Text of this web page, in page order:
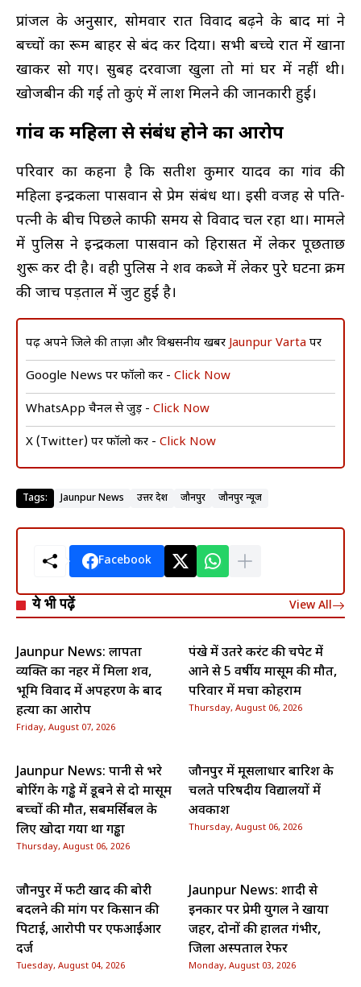
प्रांजल के अनुसार, सोमवार रात विवाद बढ़ने के बाद मां ने
बच्चों का रूम बाहर से बंद कर दिया। सभी बच्चे रात में खाना
खाकर सो गए। सुबह दरवाजा खुला तो मां घर में नहीं थी।
खोजबीन की गई तो कुएं में लाश मिलने की जानकारी हुई।
गांव की महिला से संबंध होने का आरोप
परिवार का कहना है कि सतीश कुमार यादव का गांव की
महिला इन्द्रकला पासवान से प्रेम संबंध था। इसी वजह से पति-
पत्नी के बीच पिछले काफी समय से विवाद चल रहा था। मामले
में पुलिस ने इन्द्रकला पासवान को हिरासत में लेकर पूछताछ
शुरू कर दी है। वही पुलिस ने शव कब्जे में लेकर पुरे घटना क्रम
की जाच पड़ताल में जुट हुई है।
पढ़ें अपने जिले की ताज़ा और विश्वसनीय खबरें Jaunpur Varta पर
Google News पर फॉलो करें - Click Now
WhatsApp चैनल से जुड़ें - Click Now
X (Twitter) पर फॉलो करें - Click Now
Tags: Jaunpur News उत्तर प्रदेश जौनपुर जौनपुर न्यूज
Facebook
ये भी पढ़ें View All
Jaunpur News: लापता
व्यक्ति का नहर में मिला शव,
भूमि विवाद में अपहरण के बाद
हत्या का आरोप
Friday, August 07, 2026
पंखे में उतरे करंट की चपेट में
आने से 5 वर्षीय मासूम की मौत,
परिवार में मचा कोहराम
Thursday, August 06, 2026
Jaunpur News: पानी से भरे
बोरिंग के गड्ढे में डूबने से दो मासूम
बच्चों की मौत, सबमर्सिबल के
लिए खोदा गया था गड्ढा
Thursday, August 06, 2026
जौनपुर में मूसलाधार बारिश के
चलते परिषदीय विद्यालयों में
अवकाश
Thursday, August 06, 2026
जौनपुर में फटी खाद की बोरी
बदलने की मांग पर किसान की
पिटाई, आरोपी पर एफआईआर
दर्ज
Tuesday, August 04, 2026
Jaunpur News: शादी से
इनकार पर प्रेमी युगल ने खाया
जहर, दोनों की हालत गंभीर,
जिला अस्पताल रेफर
Monday, August 03, 2026